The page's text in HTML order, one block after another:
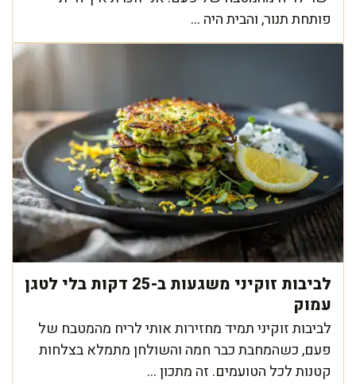
פותחת תנור, והבית היה ...
לביבות זוקיני משגעות ב-25 דקות בלי לטגן
עמוק
לביבות זוקיני תמיד מחזירות אותי לריח מהמטבח של
פעם, כשהמחבת כבר חמה והשולחן מתמלא בצלחות
קטנות לכל הטועמים. זה מתכון ...